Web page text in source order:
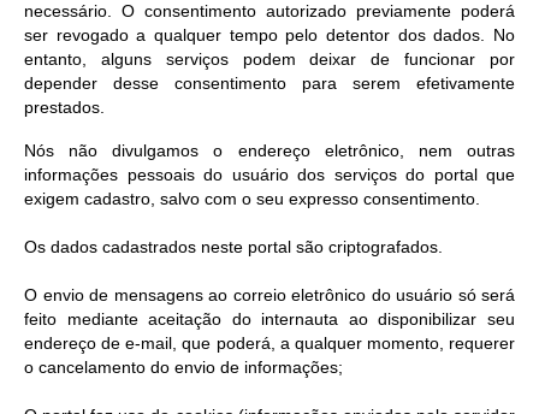
necessário. O consentimento autorizado previamente poderá
ser revogado a qualquer tempo pelo detentor dos dados. No
entanto, alguns serviços podem deixar de funcionar por
depender desse consentimento para serem efetivamente
prestados.
Nós não divulgamos o endereço eletrônico, nem outras
informações pessoais do usuário dos serviços do portal que
exigem cadastro, salvo com o seu expresso consentimento.
Os dados cadastrados neste portal são criptografados.
O envio de mensagens ao correio eletrônico do usuário só será
feito mediante aceitação do internauta ao disponibilizar seu
endereço de e-mail, que poderá, a qualquer momento, requerer
o cancelamento do envio de informações;